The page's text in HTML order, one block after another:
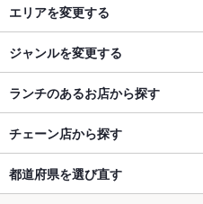
エリアを変更する
ジャンルを変更する
ランチのあるお店から探す
チェーン店から探す
都道府県を選び直す